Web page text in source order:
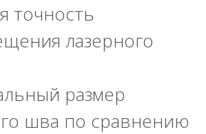
точность
лазерного
размер
шва по сравнению